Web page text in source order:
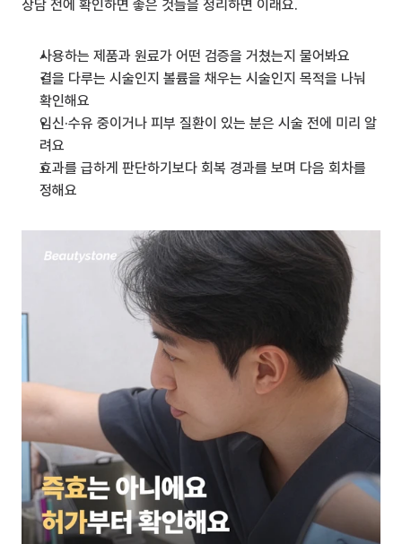
상담 전에 확인하면 좋은 것들을 정리하면 이래요.
사용하는 제품과 원료가 어떤 검증을 거쳤는지 물어봐요
결을 다루는 시술인지 볼륨을 채우는 시술인지 목적을 나눠
확인해요
임신·수유 중이거나 피부 질환이 있는 분은 시술 전에 미리 알
려요
효과를 급하게 판단하기보다 회복 경과를 보며 다음 회차를
정해요